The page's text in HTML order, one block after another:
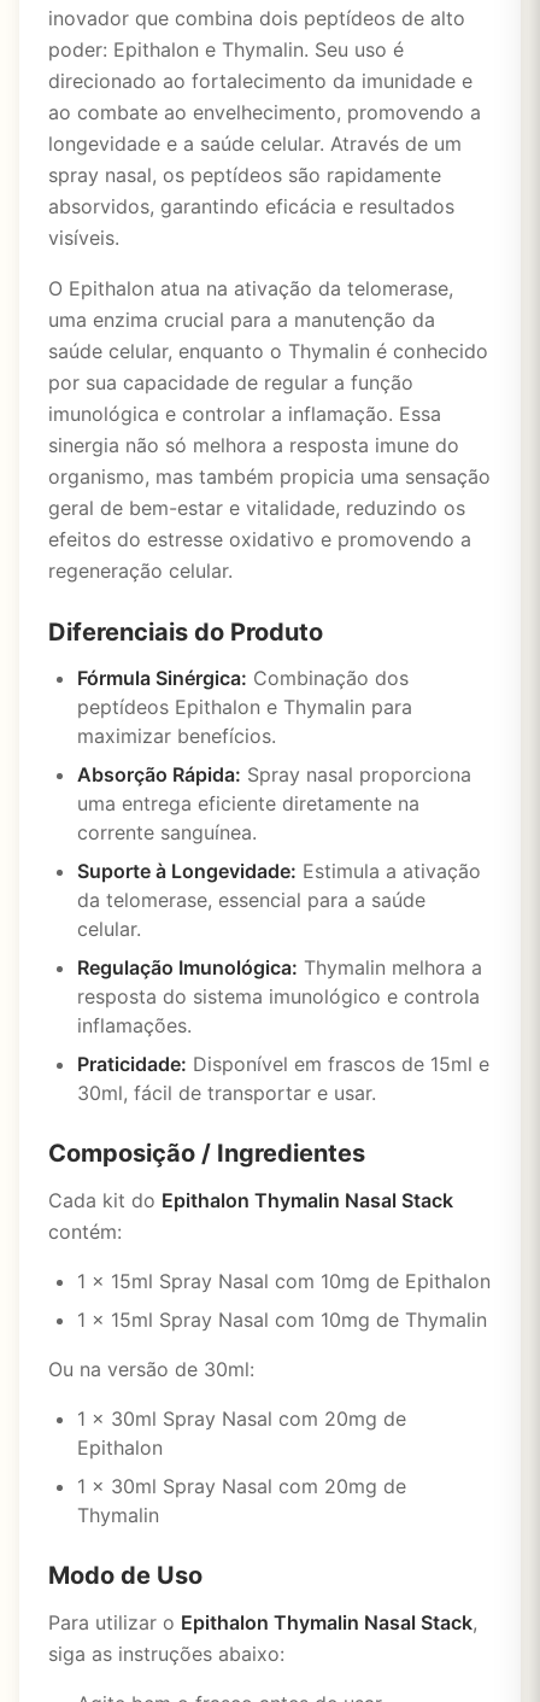
inovador que combina dois peptídeos de alto
poder: Epithalon e Thymalin. Seu uso é
direcionado ao fortalecimento da imunidade e
ao combate ao envelhecimento, promovendo a
longevidade e a saúde celular. Através de um
spray nasal, os peptídeos são rapidamente
absorvidos, garantindo eficácia e resultados
visíveis.
O Epithalon atua na ativação da telomerase,
uma enzima crucial para a manutenção da
saúde celular, enquanto o Thymalin é conhecido
por sua capacidade de regular a função
imunológica e controlar a inflamação. Essa
sinergia não só melhora a resposta imune do
organismo, mas também propicia uma sensação
geral de bem-estar e vitalidade, reduzindo os
efeitos do estresse oxidativo e promovendo a
regeneração celular.
Diferenciais do Produto
Fórmula Sinérgica: Combinação dos
peptídeos Epithalon e Thymalin para
maximizar benefícios.
Absorção Rápida: Spray nasal proporciona
uma entrega eficiente diretamente na
corrente sanguínea.
Suporte à Longevidade: Estimula a ativação
da telomerase, essencial para a saúde
celular.
Regulação Imunológica: Thymalin melhora a
resposta do sistema imunológico e controla
inflamações.
Praticidade: Disponível em frascos de 15ml e
30ml, fácil de transportar e usar.
Composição / Ingredientes
Cada kit do Epithalon Thymalin Nasal Stack
contém:
1 x 15ml Spray Nasal com 10mg de Epithalon
1 x 15ml Spray Nasal com 10mg de Thymalin
Ou na versão de 30ml:
1 x 30ml Spray Nasal com 20mg de
Epithalon
1 x 30ml Spray Nasal com 20mg de
Thymalin
Modo de Uso
Para utilizar o Epithalon Thymalin Nasal Stack,
siga as instruções abaixo: